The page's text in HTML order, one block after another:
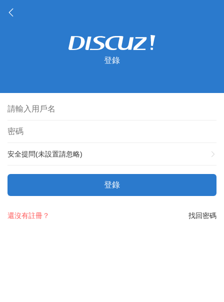
登錄
安全提問(未設置請忽略)
登錄
找回密碼
還沒有註冊？